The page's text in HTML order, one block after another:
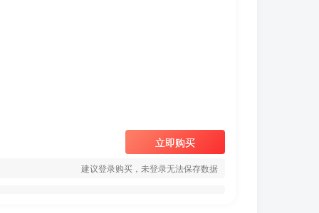
立即购买
建议登录购买，未登录无法保存数据